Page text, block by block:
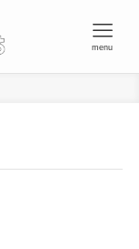
menu